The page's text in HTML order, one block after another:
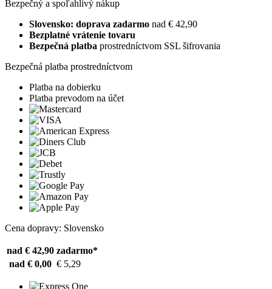
Bezpečný a spoľahlivý nákup
Slovensko: doprava zadarmo nad € 42,90
Bezplatné vrátenie tovaru
Bezpečná platba prostredníctvom SSL šifrovania
Bezpečná platba prostredníctvom
Platba na dobierku
Platba prevodom na účet
Cena dopravy: Slovensko
nad € 42,90 zadarmo*
nad € 0,00 € 5,29